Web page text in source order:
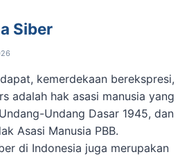
Siber
kemerdekaan berekspresi,
adalah hak asasi manusia yang
Undang Dasar 1945, dan
Asasi Manusia PBB.
di Indonesia juga merupakan